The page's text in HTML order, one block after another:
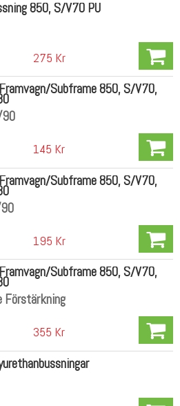
850, S/V70 PU
275 Kr
Subframe 850, S/V70,
145 Kr
Subframe 850, S/V70,
195 Kr
Subframe 850, S/V70,
Förstärkning
355 Kr